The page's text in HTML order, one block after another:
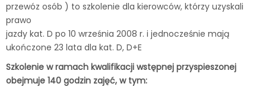
przewóz osób ) to szkolenie dla kierowców, którzy uzyskali
prawo
jazdy kat. D po 10 września 2008 r. i jednocześnie mają
ukończone 23 lata dla kat. D, D+E
Szkolenie w ramach kwalifikacji wstępnej przyspieszonej
obejmuje 140 godzin zajęć, w tym: